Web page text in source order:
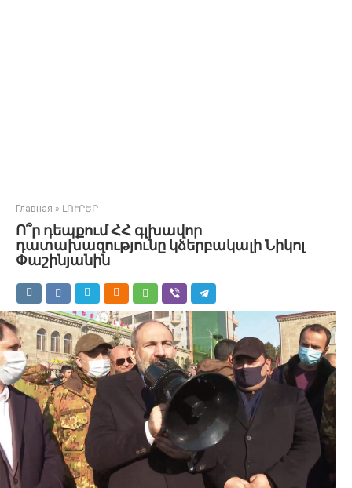
Главная » ԼՈՒՐԵՐ
Ո՞ր դեպքում ՀՀ գլխավոր
դատախազությունը կձերբակալի Նիկոլ
Փաշինյանին